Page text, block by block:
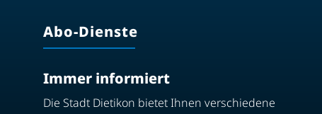
Abo-Dienste
Immer informiert
Die Stadt Dietikon bietet Ihnen verschiedene